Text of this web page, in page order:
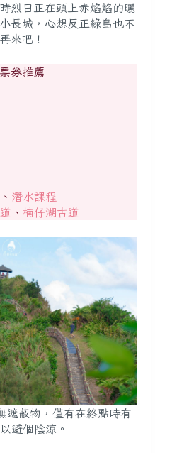
時烈日正在頭上赤焰焰的曬
長城，心想反正綠島也不
來吧！
券推薦
、 潛水課程
、 楠仔湖古道
遮蔽物，僅有在終點時有
避個陰涼。